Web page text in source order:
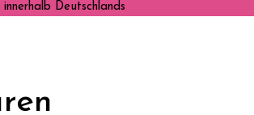
Deutschlands